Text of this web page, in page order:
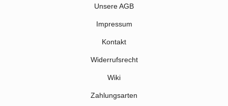
Unsere AGB
Impressum
Kontakt
Widerrufsrecht
Wiki
Zahlungsarten